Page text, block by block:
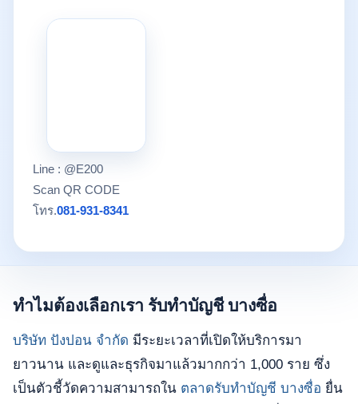
Line : @E200
Scan QR CODE
โทร.081-931-8341
ทำไมต้องเลือกเรา รับทำบัญชี บางซื่อ
บริษัท ปังปอน จำกัด มีระยะเวลาที่เปิดให้บริการมา
ยาวนาน และดูและธุรกิจมาแล้วมากกว่า 1,000 ราย ซึ่ง
เป็นตัวชี้วัดความสามารถใน ตลาดรับทำบัญชี บางซื่อ ยื่น